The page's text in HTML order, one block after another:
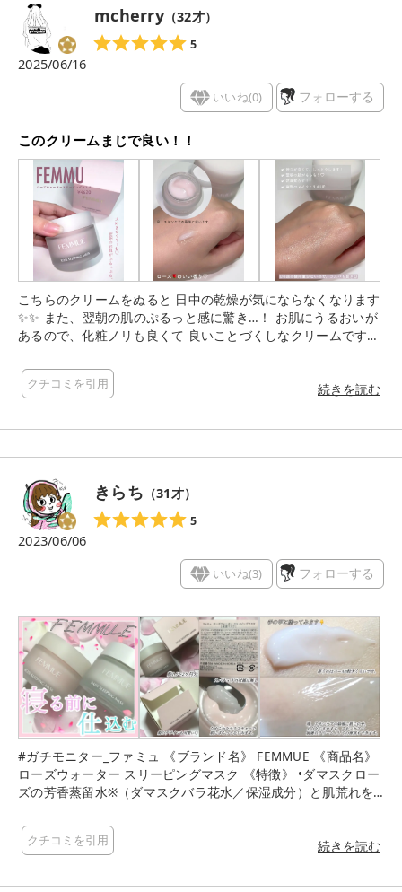
mcherry（32才）
5
2025/06/16
いいね(0) フォローする
このクリームまじで良い！！
こちらのクリームをぬると 日中の乾燥が気にならなくなります
✨✨ また、翌朝の肌のぷるっと感に驚き…！ お肌にうるおいが
あるので、化粧ノリも良くて 良いことづくしなクリームです👍🏻
もちろん香りもいい🥀𓈒𓂃 また使いたいと思えるクリームで
す。
クチコミを引用 続きを読む
きらち （31才）
5
2023/06/06
いいね(3) フォローする
#ガチモニター_ファミュ 《ブランド名》 FEMMUE 《商品名》
ローズウォーター スリーピングマスク 《特徴》 •ダマスクロー
ズの芳香蒸留水※（ダマスクバラ花水／保湿成分）と肌荒れを
ス、オウゴン根エキス、チャ葉エキス、カンゾウ根エキス、ロ
ーズマリー葉エキス、カミツレ花エキス（すべて保湿成分 ）を
外的ストレスによって敏感に傾いた肌を就寝中にケア。 ●内容
クチコミを引用 続きを読む